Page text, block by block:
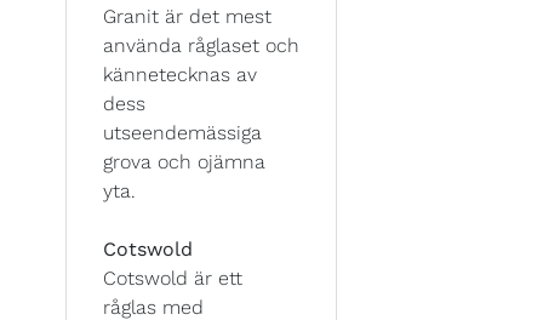
Granit är det mest
använda råglaset och
kännetecknas av
dess
utseendemässiga
grova och ojämna
yta.
Cotswold
Cotswold är ett
råglas med